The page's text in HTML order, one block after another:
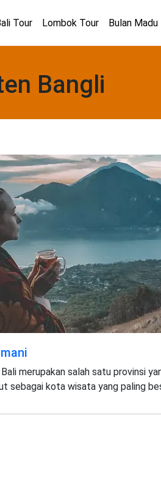
Tour Lombok Tour Bulan Madu
Bangli
merupakan salah satu provinsi
sebagai kota wisata yang paling